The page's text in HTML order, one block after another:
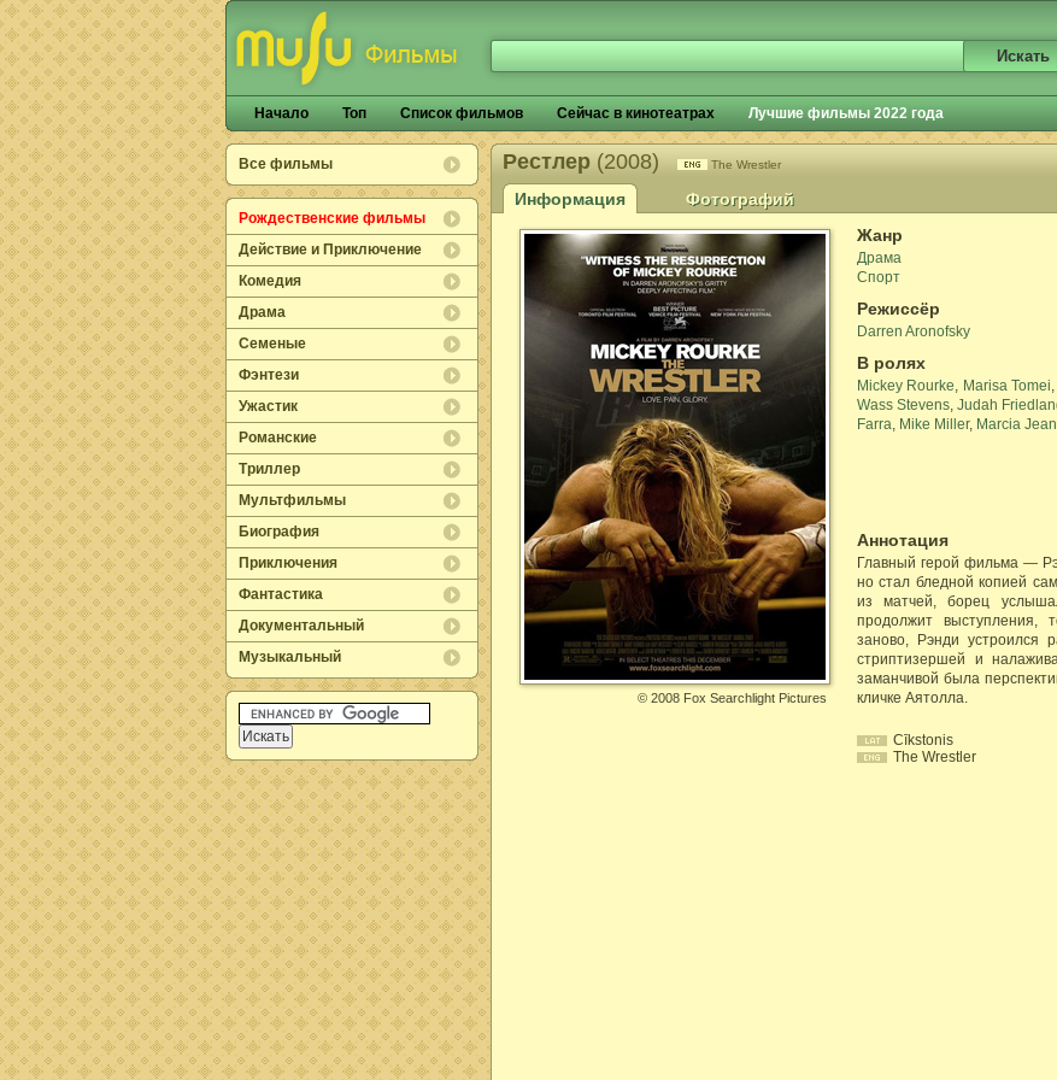
Начало Топ Список фильмов Сейчас в кинотеатрах Лучшие фильмы 2022 года
Все фильмы
Рождественские фильмы
Действие и Приключение
Комедия
Драма
Семеные
Фэнтези
Ужастик
Романские
Триллер
Мультфильмы
Биография
Приключения
Фантастика
Документальный
Музыкальный
Рестлер (2008) The Wrestler
Информация Фотографий
Жанр
Драма
Спорт
Режиссёр
Darren Aronofsky
В ролях
Mickey Rourke, Marisa Tomei,
Wass Stevens,Judah
Farra, Mike Miller, Marcia
Аннотация
Главный герой фильма —
но стал бледной копией
из матчей, борец
продолжит выступления,
заново, Рэнди устроился
стриптизершей и
заманчивой была
кличке Аятолла.
Cīkstonis
The Wrestler
© 2008 Fox Searchlight Pictures